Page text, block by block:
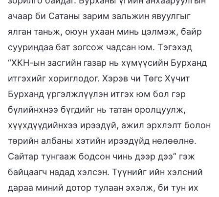
ачаар би Сатаны зарим зальжин явуулгыг
ялган таньж, оюун ухаан минь цэлмэж, байр
сууриндаа бат зогсож чадсан юм. Тэгэхэд
“ХКН-ын засгийн газар нь хүмүүсийн Бурханд
итгэхийг хориглодог. Хэрэв чи Төгс Хүчит
Бурханд үргэлжлүүлэн итгэх юм бол гэр
бүлийнхнээ бүгдийг нь татан оролцуулж,
хүүхдүүдийнхээ ирээдүй, ажил эрхлэлт болон
төрийн албаны хэтийн ирээдүйд нөлөөлнө.
Сайтар тунгааж бодсон чинь дээр дээ” гэж
байцаагч надад хэлсэн. Түүнийг ийн хэлсний
дараа миний дотор тулаан эхэлж, би тун их